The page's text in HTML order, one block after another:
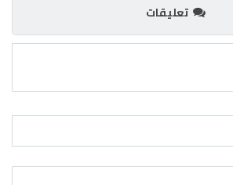
تعليقات